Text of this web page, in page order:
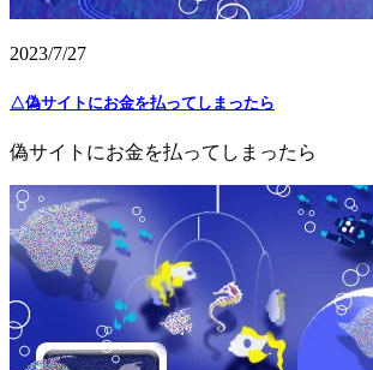
2023/7/27
△偽サイトにお金を払ってしまったら
偽サイトにお金を払ってしまったら